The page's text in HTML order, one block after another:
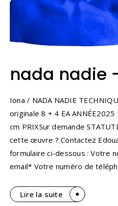
nada nadie
Iona / NADA NADIE
originale 8 + 4 EA
cm PRIXSur demande
cette œuvre ? Contactez
formulaire ci-dessous : Votre
email* Votre numéro de
Lire la suite